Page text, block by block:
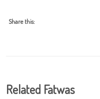
Share this:
Related Fatwas